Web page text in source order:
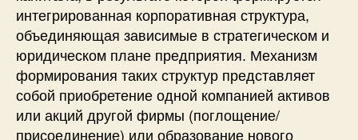
интегрированная корпоративная структура,
объединяющая зависимые в стратегическом и
юридическом плане предприятия. Механизм
формирования таких структур представляет
собой приобретение одной компанией активов
или акций другой фирмы (поглощение/
присоединение) или образование нового